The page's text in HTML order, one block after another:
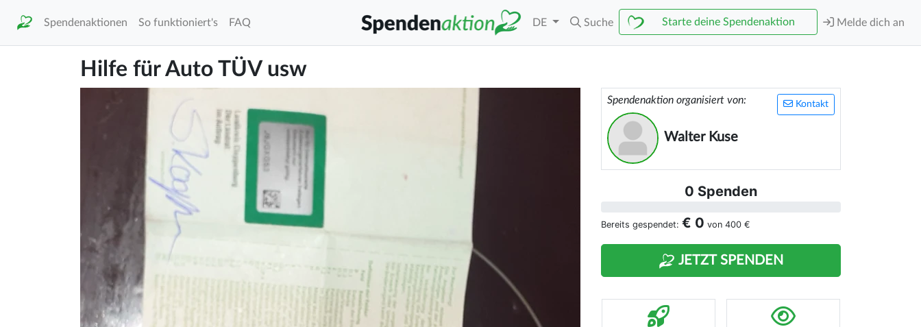
Spendenaktionen So funktioniert's FAQ DE Suche Starte deine Spendenaktion Melde dich an
Hilfe für Auto TÜV usw
Kontakt
Spendenaktion organisiert von:
Walter Kuse
0 Spenden
Bereits gespendet: € 0 von 400 €
JETZT SPENDEN